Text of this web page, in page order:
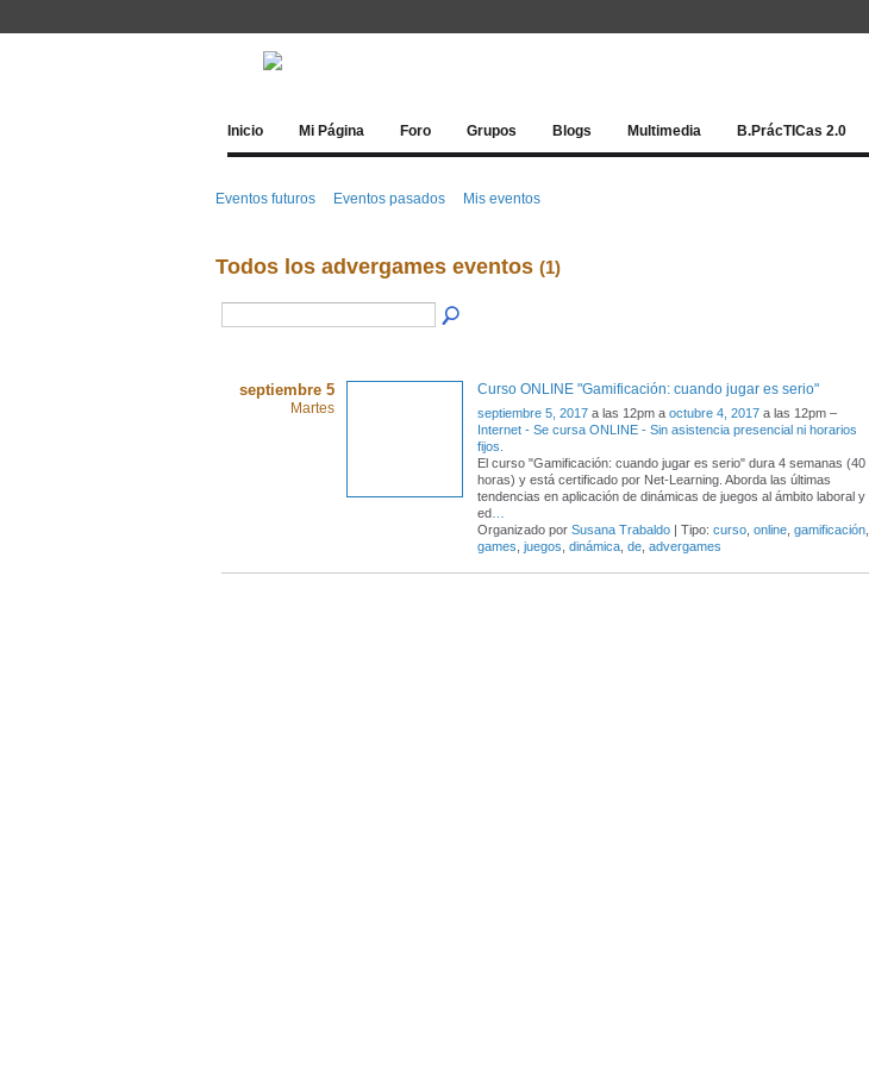
Inicio Mi Página Foro Grupos Blogs Multimedia B.PrácTICas 2.0
Eventos futuros Eventos pasados Mis eventos
Todos los advergames eventos (1)
septiembre 5
Martes
Curso ONLINE "Gamificación: cuando jugar es serio"
septiembre 5, 2017 a las 12pm a octubre 4, 2017 a las 12pm –
Internet - Se cursa ONLINE - Sin asistencia presencial ni horarios
fijos.
El curso "Gamificación: cuando jugar es serio" dura 4 semanas (40
horas) y está certificado por Net-Learning. Aborda las últimas
tendencias en aplicación de dinámicas de juegos al ámbito laboral y
ed…
Organizado por Susana Trabaldo | Tipo: curso, online, gamificación,
games, juegos, dinámica, de, advergames